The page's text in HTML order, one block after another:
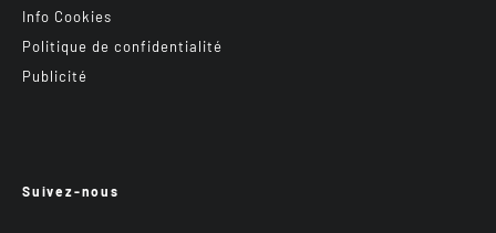
Info Cookies
Politique de confidentialité
Publicité
Suivez-nous